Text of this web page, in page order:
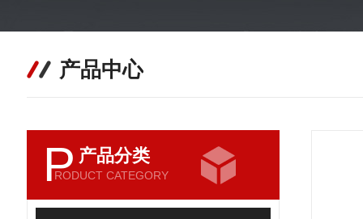
产品中心
P 产品分类
RODUCT CATEGORY